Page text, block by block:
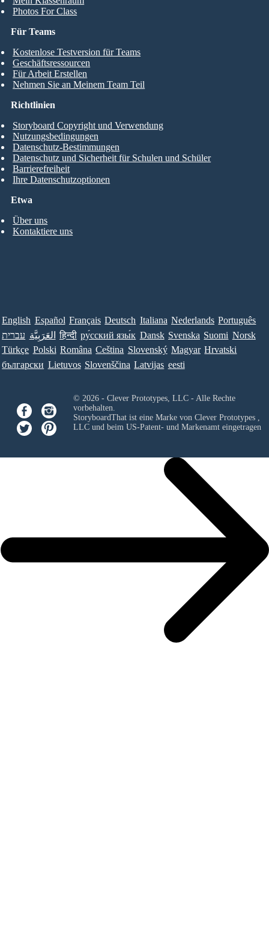
Photos For Class
Für Teams
Kostenlose Testversion für Teams
Geschäftsressourcen
Für Arbeit Erstellen
Nehmen Sie an Meinem Team Teil
Etwa
Über uns
Kontaktiere uns
Richtlinien
Storyboard Copyright und Verwendung
Nutzungsbedingungen
Datenschutz-Bestimmungen
Datenschutz und Sicherheit für Schulen und Schüler
Barrierefreiheit
Ihre Datenschutzoptionen
English Español Français Deutsch Italiana Nederlands Português
עברית العَرَبِيَّة हिन्दी ру́сский язы́к Dansk Svenska Suomi Norsk
Türkçe Polski Româna Ceština Slovenský Magyar Hrvatski
български Lietuvos Slovenščina Latvijas eesti
© 2026 - Clever Prototypes, LLC - Alle Rechte
vorbehalten.
StoryboardThat ist eine Marke von Clever Prototypes ,
LLCund beim US-Patent- und Markenamt eingetragen